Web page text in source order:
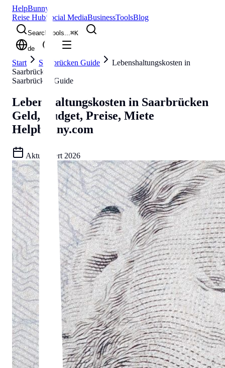
HelpBunny
Reise HubSocial MediaBusinessToolsBlog
Search tools...⌘K
de
Start Saarbrücken Guide
Lebenshaltungskosten in
Saarbrücken
Saarbrücken Guide
Lebenshaltungskosten in Saarbrücken
Geld, Budget, Preise, Miete
Helpbunny.com
Aktualisiert 2026